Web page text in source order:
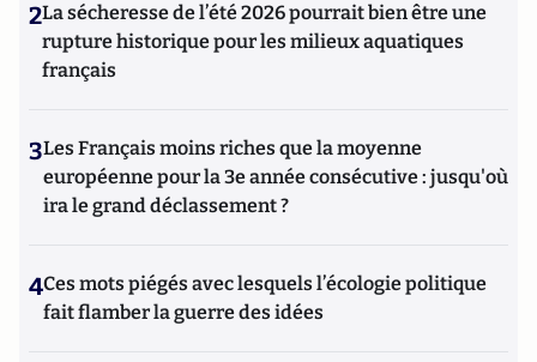
2La sécheresse de l’été 2026 pourrait bien être une
rupture historique pour les milieux aquatiques
français
3Les Français moins riches que la moyenne
européenne pour la 3e année consécutive : jusqu'où
ira le grand déclassement ?
4Ces mots piégés avec lesquels l’écologie politique
fait flamber la guerre des idées